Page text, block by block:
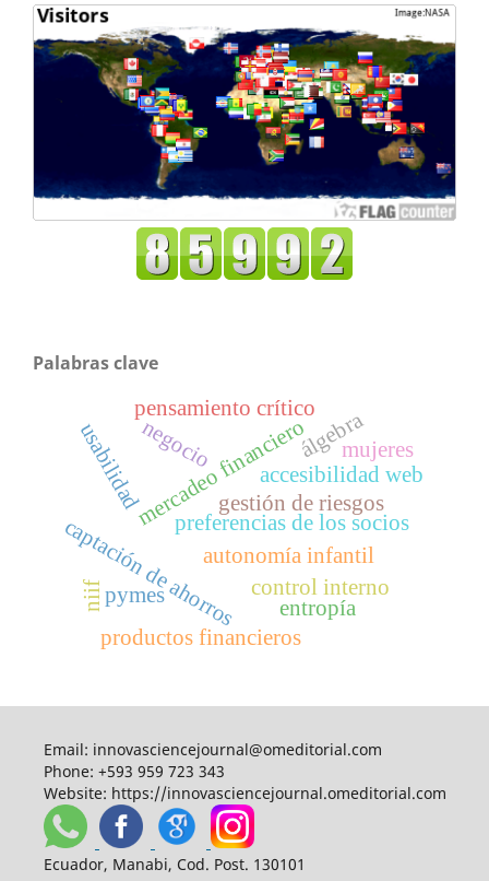
Palabras clave
captación de ahorros
mercadeo financiero
preferencias de los socios
productos financieros
autonomía infantil
control interno
pymes
gestión de riesgos
entropía
usabilidad accesibilidad web
pensamiento crítico
negocio mujeres
niif
álgebra
Email: innovasciencejournal@omeditorial.com
Phone: +593 959 723 343
Website: https://innovasciencejournal.omeditorial.com
Ecuador, Manabi, Cod. Post. 130101